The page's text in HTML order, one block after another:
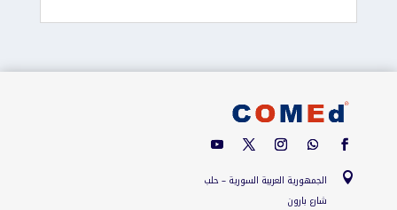

الجمهورية العربية السورية – حلب
شارع بارون